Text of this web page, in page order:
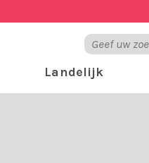
Landelijk